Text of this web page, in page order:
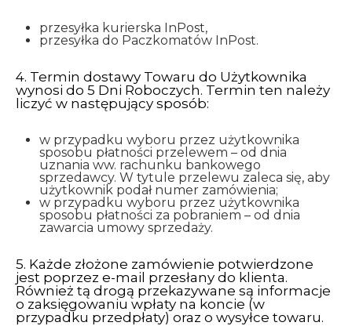
przesyłka kurierska InPost,
przesyłka do Paczkomatów InPost.
4. Termin dostawy Towaru do Użytkownika
wynosi do 5 Dni Roboczych. Termin ten należy
liczyć w następujący sposób:
w przypadku wyboru przez użytkownika
sposobu płatności przelewem – od dnia
uznania ww. rachunku bankowego
sprzedawcy. W tytule przelewu zaleca się, aby
użytkownik podał numer zamówienia;
w przypadku wyboru przez użytkownika
sposobu płatności za pobraniem – od dnia
zawarcia umowy sprzedaży.
5. Każde złożone zamówienie potwierdzone
jest poprzez e-mail przesłany do klienta.
Również tą drogą przekazywane są informacje
o zaksięgowaniu wpłaty na koncie (w
przypadku przedpłaty) oraz o wysyłce towaru.